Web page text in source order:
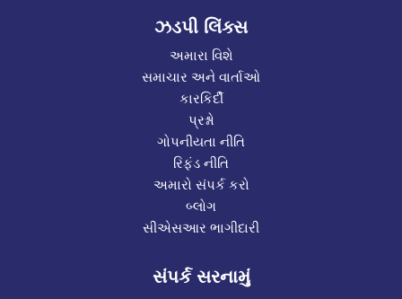
ઝડપી લિંક્સ
અમારા વિશે
સમાચાર અને વાર્તાઓ
કારકિર્દી
પ્રશ્નો
ગોપનીયતા નીતિ
રિફંડ નીતિ
અમારો સંપર્ક કરો
બ્લોગ
સીએસઆર ભાગીદારી
સંપર્ક સરનામું